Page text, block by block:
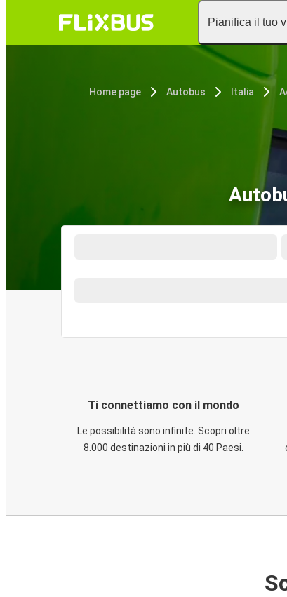
Pianifica il tuo
Home page Autobus Italia
Ti connettiamo con il mondo
Le possibilità sono infinite. Scopri oltre
8.000 destinazioni in più di 40 Paesi.